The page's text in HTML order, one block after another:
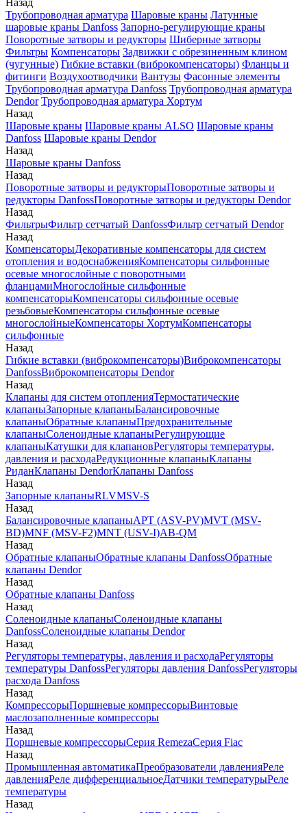
Назад
Трубопроводная арматура Шаровые краны Латунные
шаровые краны Danfoss Запорно-регулирующие краны
Поворотные затворы и редукторы Шиберные затворы
Фильтры Компенсаторы Задвижки с обрезиненным клином
(чугунные) Гибкие вставки (виброкомпенсаторы) Фланцы и
фитинги Воздухоотводчики Вантузы Фасонные элементы
Трубопроводная арматура Danfoss Трубопроводная арматура
Dendor Трубопроводная арматура Хортум
Назад
Шаровые краны Шаровые краны ALSO Шаровые краны
Danfoss Шаровые краны Dendor
Назад
Шаровые краны Danfoss
Назад
Поворотные затворы и редукторыПоворотные затворы и
редукторы DanfossПоворотные затворы и редукторы Dendor
Назад
ФильтрыФильтр сетчатый DanfossФильтр сетчатый Dendor
Назад
КомпенсаторыДекоративные компенсаторы для систем
отопления и водоснабженияКомпенсаторы сильфонные
осевые многослойные с поворотными
фланцамиМногослойные сильфонные
компенсаторыКомпенсаторы сильфонные осевые
резьбовыеКомпенсаторы сильфонные осевые
многослойныеКомпенсаторы ХортумКомпенсаторы
сильфонные
Назад
Гибкие вставки (виброкомпенсаторы)Виброкомпенсаторы
DanfossВиброкомпенсаторы Dendor
Назад
Клапаны для систем отопленияТермостатические
клапаныЗапорные клапаныБалансировочные
клапаныОбратные клапаныПредохранительные
клапаныСоленоидные клапаныРегулирующие
клапаныКатушки для клапановРегуляторы температуры,
давления и расходаРедукционные клапаныКлапаны
РиданКлапаны DendorКлапаны Danfoss
Назад
Запорные клапаныRLVMSV-S
Назад
Балансировочные клапаныAPT (ASV-PV)MVT (MSV-
BD)MNF (MSV-F2)MNT (USV-I)AB-QM
Назад
Обратные клапаныОбратные клапаны DanfossОбратные
клапаны Dendor
Назад
Обратные клапаны Danfoss
Назад
Соленоидные клапаныСоленоидные клапаны
DanfossСоленоидные клапаны Dendor
Назад
Регуляторы температуры, давления и расходаРегуляторы
температуры DanfossРегуляторы давления DanfossРегуляторы
расхода Danfoss
Назад
КомпрессорыПоршневые компрессорыВинтовые
маслозаполненные компрессоры
Назад
Поршневые компрессорыСерия RemezaСерия Fiac
Назад
Промышленная автоматикаПреобразователи давленияРеле
давленияРеле дифференциальноеДатчики температурыРеле
температуры
Назад